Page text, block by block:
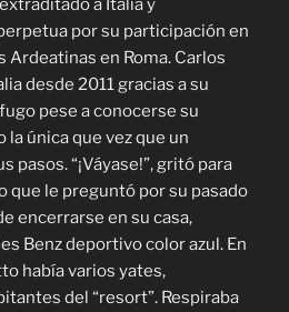
a Italia y
por su participación en
Ardeatinas en Roma. Carlos
desde 2011 gracias a su
pese a conocerse su
la única que vez que un
pasos. “¡Váyase!”, gritó para
que le preguntó por su pasado
encerrarse en su casa,
Benz deportivo color azul. En
había varios yates,
del “resort”. Respiraba